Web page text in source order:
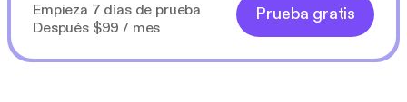
Empieza 7 días de prueba
Después $99 / mes
Prueba gratis